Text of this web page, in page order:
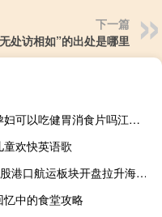
下一篇
处访相如”的出处是哪里
孕妇可以吃健胃消食片吗江中的（孕妇可以吃健胃消食片吗）
童欢快英语歌
A股港口航运板块开盘拉升海通发展封板涨停厦门港务、兴通股份、国航远洋、海峡股份等跟涨
忆中的食堂攻略